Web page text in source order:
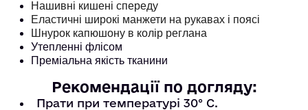
Нашивні кишені спереду
Еластичні широкі манжети на рукавах і поясі
Шнурок капюшону в колір реглана
Утепленні флісом
Преміальна якість тканини
Рекомендації по догляду:
Прати при температурі 30° С.